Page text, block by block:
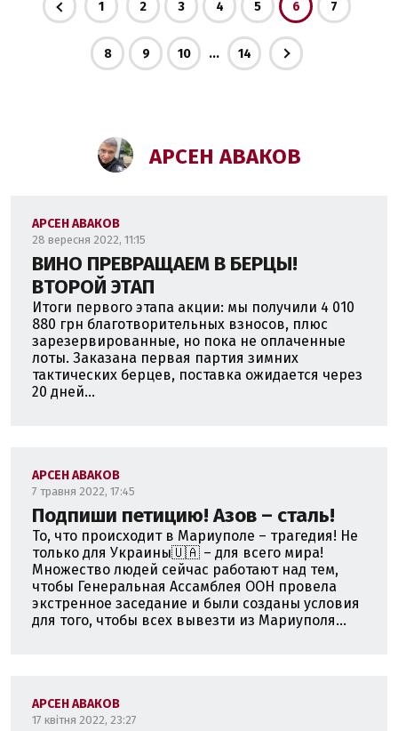
1 2 3 4 5 6 7
8 9 10 ... 14
АРСЕН АВАКОВ
АРСЕН АВАКОВ
28 вересня 2022, 11:15
ВИНО ПРЕВРАЩАЕМ В БЕРЦЫ!
ВТОРОЙ ЭТАП
Итоги первого этапа акции: мы получили 4 010
880 грн благотворительных взносов, плюс
зарезервированные, но пока не оплаченные
лоты. Заказана первая партия зимних
тактических берцев, поставка ожидается через
20 дней...
АРСЕН АВАКОВ
7 травня 2022, 17:45
Подпиши петицию! Азов – сталь!
То, что происходит в Мариуполе – трагедия! Не
только для Украины🇺🇦 – для всего мира!
Множество людей сейчас работают над тем,
чтобы Генеральная Ассамблея ООН провела
экстренное заседание и были созданы условия
для того, чтобы всех вывезти из Мариуполя...
АРСЕН АВАКОВ
17 квітня 2022, 23:27